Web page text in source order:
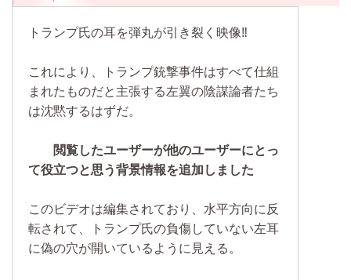
トランプ氏の耳を弾丸が引き裂く映像‼
これにより、トランプ銃撃事件はすべて仕組
まれたものだと主張する左翼の陰謀論者たち
は沈黙するはずだ。
閲覧したユーザーが他のユーザーにとっ
て役立つと思う背景情報を追加しました
このビデオは編集されており、水平方向に反
転されて、トランプ氏の負傷していない左耳
に偽の穴が開いているように見える。